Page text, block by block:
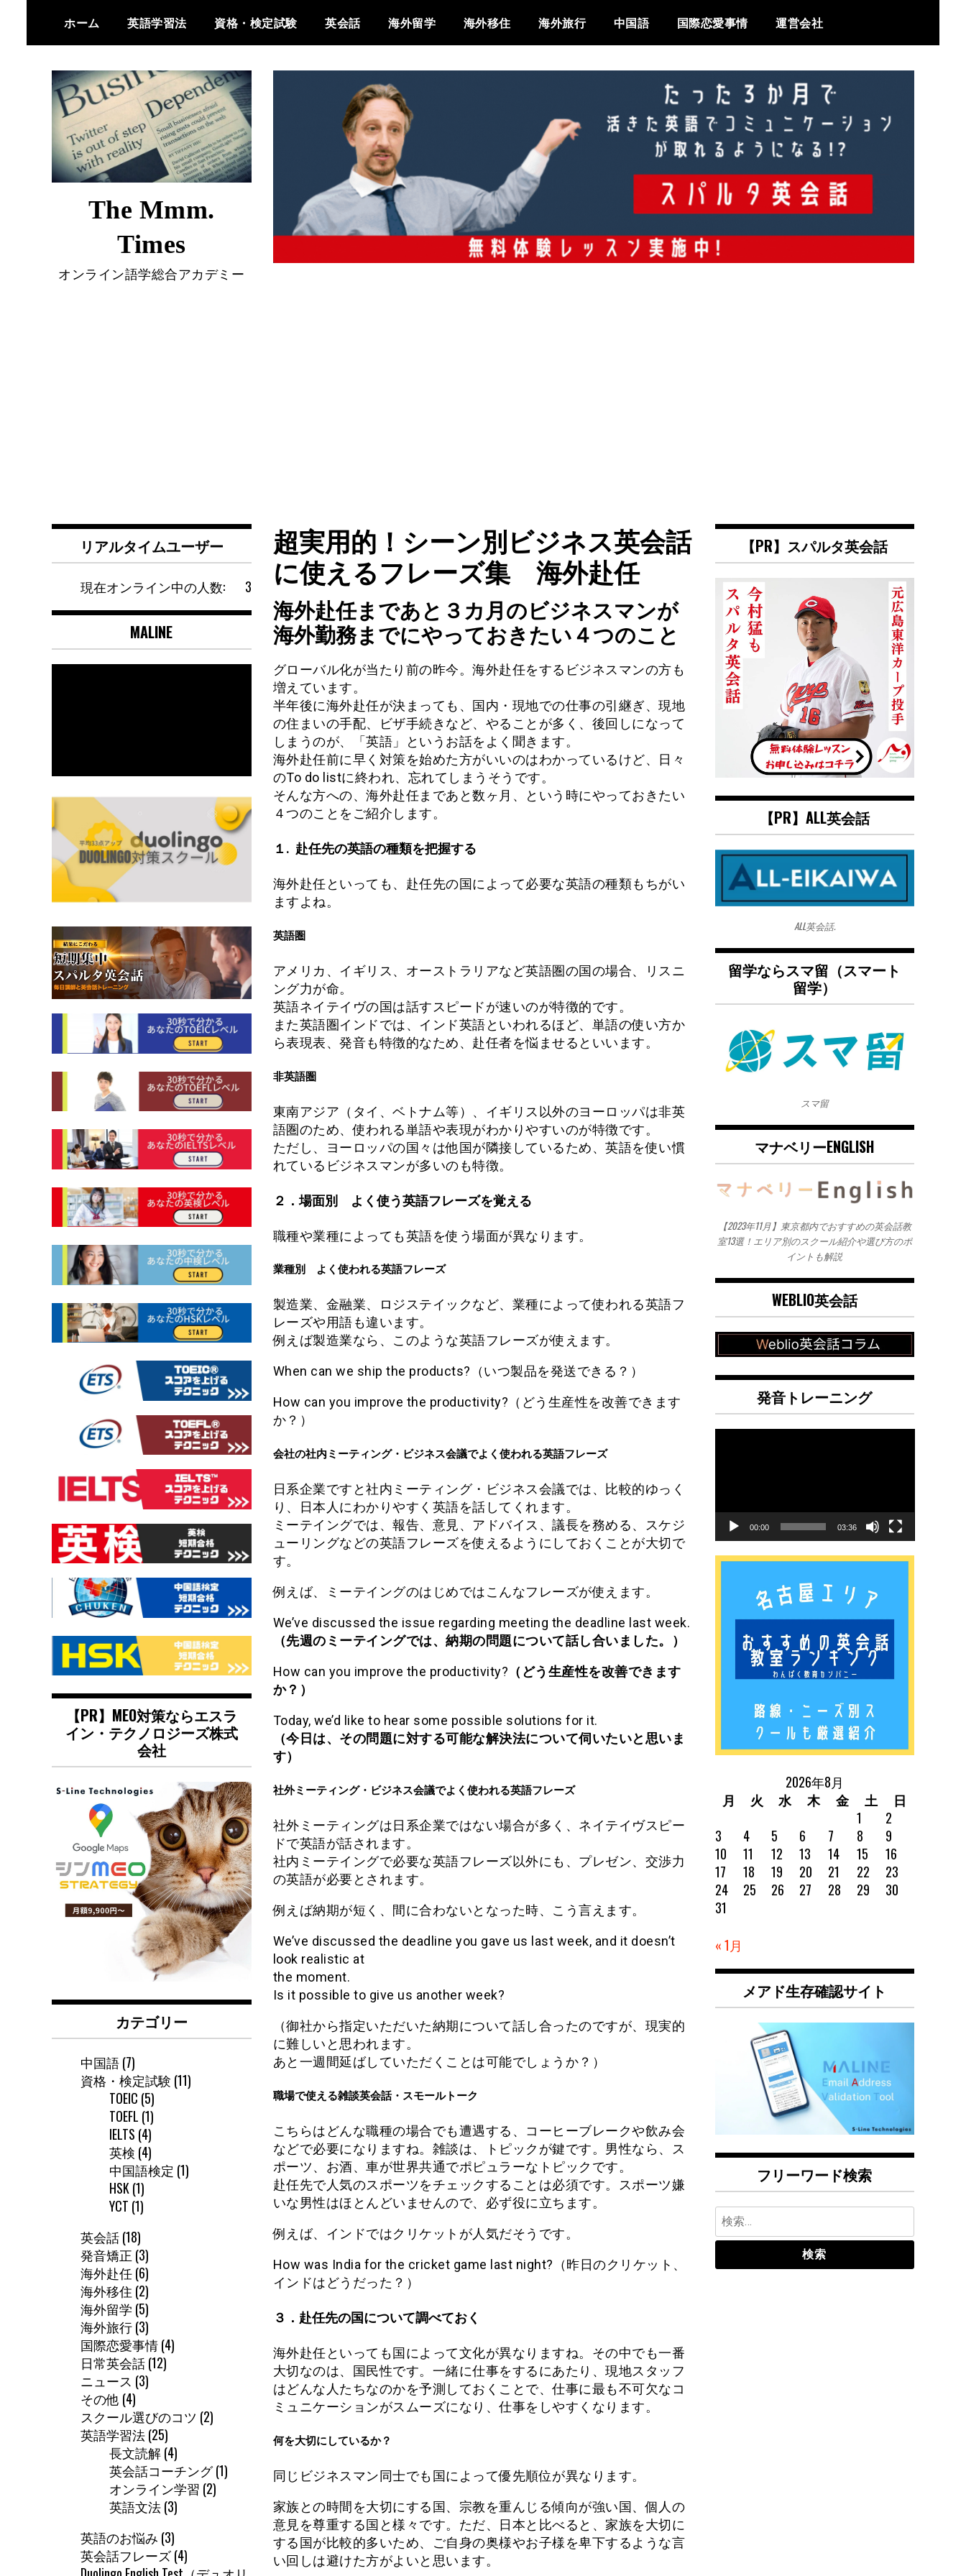
content
ホーム 英語学習法 資格・検定試験 英会話 海外留学 海外移住 海外旅行 中国語 国際恋愛事情 運営会社
The Mmm.
Times
オンライン語学総合アカデミー
超実用的！シーン別ビジネス英会話
に使えるフレーズ集 海外赴任
海外赴任まであと３カ月のビジネスマンが
海外勤務までにやっておきたい４つのこと
グローバル化が当たり前の昨今。海外赴任をするビジネスマンの方も
増えています。
半年後に海外赴任が決まっても、国内・現地での仕事の引継ぎ、現地
の住まいの手配、ビザ手続きなど、やることが多く、後回しになって
しまうのが、「英語」というお話をよく聞きます。
海外赴任前に早く対策を始めた方がいいのはわかっているけど、日々
のTo do listに終われ、忘れてしまうそうです。
そんな方への、海外赴任まであと数ヶ月、という時にやっておきたい
４つのことをご紹介します。
１. 赴任先の英語の種類を把握する
海外赴任といっても、赴任先の国によって必要な英語の種類もちがい
ますよね。
英語圏
アメリカ、イギリス、オーストラリアなど英語圏の国の場合、リスニ
ング力が命。
英語ネイテイヴの国は話すスピードが速いのが特徴的です。
また英語圏インドでは、インド英語といわれるほど、単語の使い方か
ら表現表、発音も特徴的なため、赴任者を悩ませるといいます。
非英語圏
東南アジア（タイ、ベトナム等）、イギリス以外のヨーロッパは非英
語圏のため、使われる単語や表現がわかりやすいのが特徴です。
ただし、ヨーロッパの国々は他国が隣接しているため、英語を使い慣
れているビジネスマンが多いのも特徴。
２．場面別 よく使う英語フレーズを覚える
職種や業種によっても英語を使う場面が異なります。
業種別 よく使われる英語フレーズ
製造業、金融業、ロジステイックなど、業種によって使われる英語フ
レーズや用語も違います。
例えば製造業なら、このような英語フレーズが使えます。
When can we ship the products?（いつ製品を発送できる？）
How can you improve the productivity?（どう生産性を改善できます
か？）
会社の社内ミーティング・ビジネス会議でよく使われる英語フレーズ
日系企業ですと社内ミーティング・ビジネス会議では、比較的ゆっく
り、日本人にわかりやすく英語を話してくれます。
ミーテイングでは、報告、意見、アドバイス、議長を務める、スケジ
ューリングなどの英語フレーズを使えるようにしておくことが大切で
す。
例えば、ミーテイングのはじめではこんなフレーズが使えます。
We’ve discussed the issue regarding meeting the deadline last week.
（先週のミーテイングでは、納期の問題について話し合いました。）
How can you improve the productivity? （どう生産性を改善できます
か？）
Today, we’d like to hear some possible solutions for it.
（今日は、その問題に対する可能な解決法について伺いたいと思いま
す）
社外ミーティング・ビジネス会議でよく使われる英語フレーズ
社外ミーティングは日系企業ではない場合が多く、ネイテイヴスピー
ドで英語が話されます。
社内ミーテイングで必要な英語フレーズ以外にも、プレゼン、交渉力
の英語が必要とされます。
例えば納期が短く、間に合わないとなった時、こう言えます。
We’ve discussed the deadline you gave us last week, and it doesn’t
look realistic at
the moment.
Is it possible to give us another week?
（御社から指定いただいた納期について話し合ったのですが、現実的
に難しいと思われます。
あと一週間延ばしていただくことは可能でしょうか？）
職場で使える雑談英会話・スモールトーク
こちらはどんな職種の場合でも遭遇する、コーヒーブレークや飲み会
などで必要になりますね。雑談は、トピックが鍵です。男性なら、ス
ポーツ、お酒、車が世界共通でポピュラーなトピックです。
赴任先で人気のスポーツをチェックすることは必須です。スポーツ嫌
いな男性はほとんどいませんので、必ず役に立ちます。
例えば、インドではクリケットが人気だそうです。
How was India for the cricket game last night?（昨日のクリケット、
インドはどうだった？）
３．赴任先の国について調べておく
海外赴任といっても国によって文化が異なりますね。その中でも一番
大切なのは、国民性です。一緒に仕事をするにあたり、現地スタッフ
はどんな人たちなのかを予測しておくことで、仕事に最も不可欠なコ
ミュニケーションがスムーズになり、仕事をしやすくなります。
何を大切にしているか？
同じビジネスマン同士でも国によって優先順位が異なります。
家族との時間を大切にする国、宗教を重んじる傾向が強い国、個人の
意見を尊重する国と様々です。ただ、日本と比べると、家族を大切に
する国が比較的多いため、ご自身の奥様やお子様を卑下するような言
い回しは避けた方がよいと思います。
リアルタイムユーザー
3
現在オンライン中の人数:
MALINE
【PR】MEO対策ならエスラ
イン・テクノロジーズ株式
会社
カテゴリー
中国語(7)
資格・検定試験 (11)
TOEIC (5)
TOEFL (1)
IELTS (4)
英検 (4)
中国語検定 (1)
HSK (1)
YCT (1)
英会話(18)
発音矯正 (3)
海外赴任(6)
海外移住 (2)
海外留学 (5)
海外旅行(3)
国際恋愛事情(4)
日常英会話(12)
ニュース (3)
その他 (4)
スクール選びのコツ (2)
英語学習法(25)
長文読解(4)
英会話コーチング(1)
オンライン学習 (2)
英語文法(3)
英語のお悩み (3)
英会話フレーズ(4)
【PR】スパルタ英会話
【PR】ALL英会話
ALL英会話.
留学ならスマ留（スマート
留学）
スマ留
マナベリーENGLISH
【2023年11月】東京都内でおすすめの英会話教
室13選！エリア別のスクール紹介や選び方のポ
イントも解説
WEBLIO英会話
発音トレーニング
ー
ー
00:00 03:36
2026年8月
月
火 水 木 金 土
日
1
2
3
4 5 6 7 8
9
10
11 12 13 14 15
16
17
18 19 20 21 22
23
24
25 26 27 28 29
30
31
« 1月
メアド生存確認サイト
フリーワード検索
検
索: